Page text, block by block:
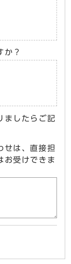
か？
ましたらご記
せは、直接担
お受けできま